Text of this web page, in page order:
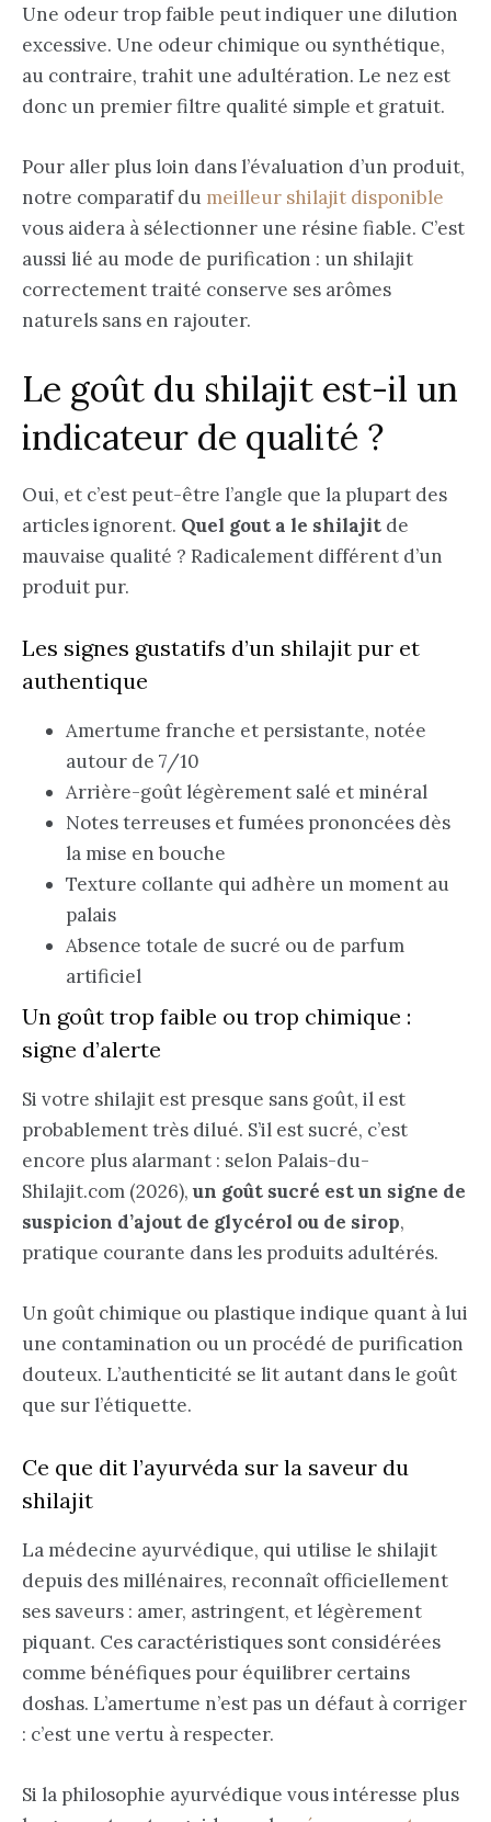
Une odeur trop faible peut indiquer une dilution
excessive. Une odeur chimique ou synthétique,
au contraire, trahit une adultération. Le nez est
donc un premier filtre qualité simple et gratuit.
Pour aller plus loin dans l’évaluation d’un produit,
notre comparatif du meilleur shilajit disponible
vous aidera à sélectionner une résine fiable. C’est
aussi lié au mode de purification : un shilajit
correctement traité conserve ses arômes
naturels sans en rajouter.
Le goût du shilajit est-il un
indicateur de qualité ?
Oui, et c’est peut-être l’angle que la plupart des
articles ignorent. Quel gout a le shilajit de
mauvaise qualité ? Radicalement différent d’un
produit pur.
Les signes gustatifs d’un shilajit pur et
authentique
Amertume franche et persistante, notée
autour de 7/10
Arrière-goût légèrement salé et minéral
Notes terreuses et fumées prononcées dès
la mise en bouche
Texture collante qui adhère un moment au
palais
Absence totale de sucré ou de parfum
artificiel
Un goût trop faible ou trop chimique :
signe d’alerte
Si votre shilajit est presque sans goût, il est
probablement très dilué. S’il est sucré, c’est
encore plus alarmant : selon Palais-du-
Shilajit.com (2026),un goût sucré est un signe de
suspicion d’ajout de glycérol ou de sirop,
pratique courante dans les produits adultérés.
Un goût chimique ou plastique indique quant à lui
une contamination ou un procédé de purification
douteux. L’authenticité se lit autant dans le goût
que sur l’étiquette.
Ce que dit l’ayurvéda sur la saveur du
shilajit
La médecine ayurvédique, qui utilise le shilajit
depuis des millénaires, reconnaît officiellement
ses saveurs : amer, astringent, et légèrement
piquant. Ces caractéristiques sont considérées
comme bénéfiques pour équilibrer certains
doshas. L’amertume n’est pas un défaut à corriger
: c’est une vertu à respecter.
Si la philosophie ayurvédique vous intéresse plus